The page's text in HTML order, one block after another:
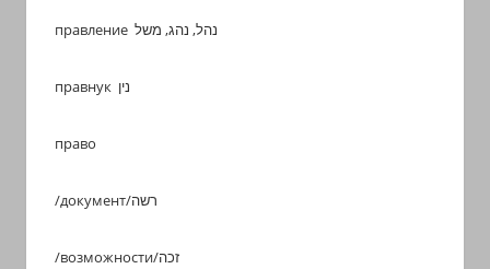
правление נהל, נהג, משל
правнук נין
право
/документ/רשה
/возможности/זכה